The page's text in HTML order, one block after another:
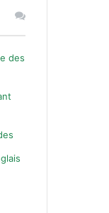
des